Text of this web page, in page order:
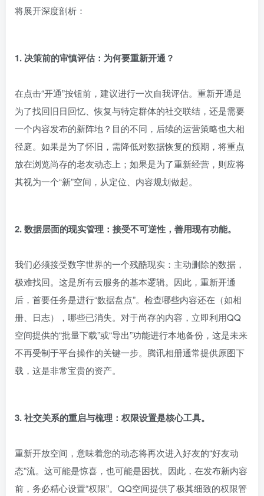
将展开深度剖析：
1. 决策前的审慎评估：为何要重新开通？
在点击“开通”按钮前，建议进行一次自我评估。重新开通是
为了找回旧日回忆、恢复与特定群体的社交联结，还是需要
一个内容发布的新阵地？目的不同，后续的运营策略也大相
径庭。如果是为了怀旧，需降低对数据恢复的预期，将重点
放在浏览尚存的老友动态上；如果是为了重新经营，则应将
其视为一个“新”空间，从定位、内容规划做起。
2. 数据层面的现实管理：接受不可逆性，善用现有功能。
我们必须接受数字世界的一个残酷现实：主动删除的数据，
极难找回。这是所有云服务的基本逻辑。因此，重新开通
后，首要任务是进行“数据盘点”。检查哪些内容还在（如相
册、日志），哪些已消失。对于尚存的内容，立即利用QQ
空间提供的“批量下载”或“导出”功能进行本地备份，这是未来
不再受制于平台操作的关键一步。腾讯相册通常提供原图下
载，这是非常宝贵的资产。
3. 社交关系的重启与梳理：权限设置是核心工具。
重新开放空间，意味着您的动态将再次进入好友的“好友动
态”流。这可能是惊喜，也可能是困扰。因此，在发布新内容
前，务必精心设置“权限”。QQ空间提供了极其细致的权限管